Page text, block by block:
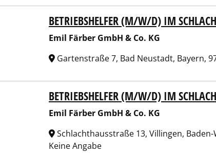
Färber GmbH & Co. KGBETRIEBSHELFER (M/W/D) IM
Emil Färber GmbH & Co. KG
Gartenstraße 7, Bad Neustadt, Bayern,
Färber GmbH & Co. KGBETRIEBSHELFER (M/W/D) IM
Emil Färber GmbH & Co. KG
Schlachthausstraße 13, Villingen,
Keine Angabe